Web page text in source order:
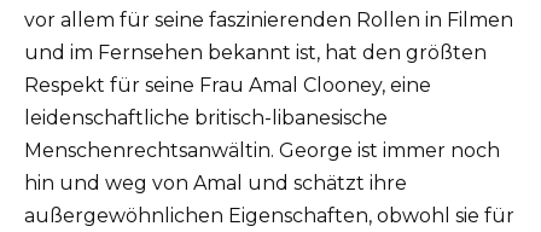
vor allem für seine faszinierenden Rollen in Filmen
und im Fernsehen bekannt ist, hat den größten
Respekt für seine Frau Amal Clooney, eine
leidenschaftliche britisch-libanesische
Menschenrechtsanwältin. George ist immer noch
hin und weg von Amal und schätzt ihre
außergewöhnlichen Eigenschaften, obwohl sie für